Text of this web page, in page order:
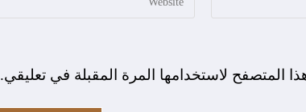
المتصفح لاستخدامها المرة المقبلة في تعليقي.